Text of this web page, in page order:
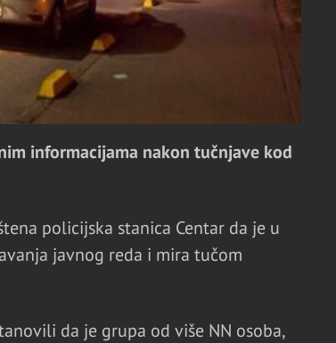
informacijama nakon tučnjave kod
policijska stanica Centar da je u
javnog reda i mira tučom
da je grupa od više NN osoba,